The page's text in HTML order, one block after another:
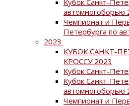
автомногоборью
Чемпионат и
Петербурга по
2023
КУБОК САНКТ-
КРОССУ 2023
Кубок Санкт-
Кубок Санкт-
автомногоборью
Чемпионат и